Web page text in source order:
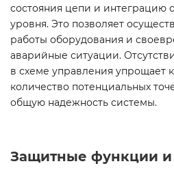
состояния цепи и интеграцию
уровня. Это позволяет
работы оборудования и
аварийные ситуации.
в схеме управления упрощает
количество потенциальных
общую надежность системы.
Защитные функции и